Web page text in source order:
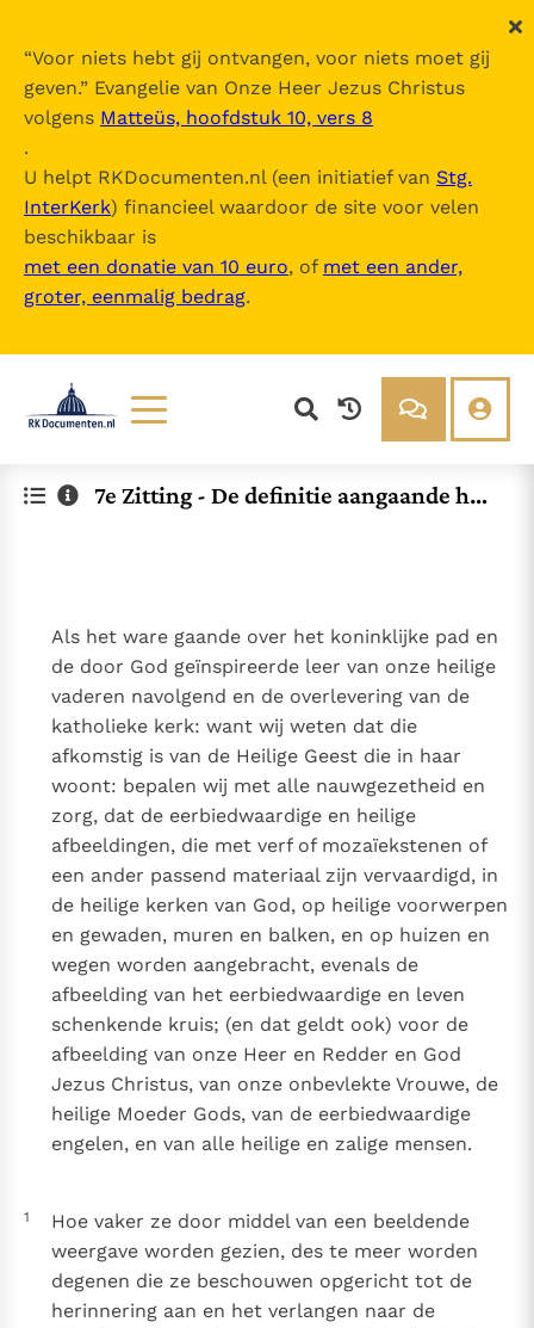
“Voor niets hebt gij ontvangen, voor niets moet gij
geven.” Evangelie van Onze Heer Jezus Christus
volgens Matteüs, hoofdstuk 10, vers 8
.
U helpt RKDocumenten.nl (een initiatief van Stg.
InterKerk) financieel waardoor de site voor velen
beschikbaar is
met een donatie van 10 euro, of met een ander,
groter, eenmalig bedrag.
Documenten
Denzinger
Over RK Documenten
Gebruiksvoorwaarden
Nieuwste Documenten
5. Het gebed van de Kerk
In Christus wordt onze honger vervuld
Leer de kostbare parel van Gods koninkrijk te
herkennen
Gods Koninkrijk groeit stilletjes door liefde, niet door
dwang
De mystiek. De mystieke verschijnselen en de
heiligheid
Berichten
Het Vaticaan publiceert een nieuwe Latijnse uitgave
van het Romeins martyrologium
Vaticaanse financiële waakhond verliest autonomie
Paus spreekt het Wereldvoedselprogramma toe
Paus Leo XIV in Pavia: "De stad is zowel een gave als
een taak"
Paus in Pavia: St. Augustinus toont ons de noodzaak om
"naar het innerlijk" toe te keren.
kerkelijke documenten van de Rooms
Katholieke Kerk in het Nederlands beschikbaar
en is volledig afhankelijk van donaties.
7e Zitting - De definitie aangaande heil
Als het ware gaande over het koninklijke pad en
de door God geïnspireerde leer van onze heilige
vaderen navolgend en de overlevering van de
katholieke kerk: want wij weten dat die
afkomstig is van de Heilige Geest die in haar
woont: bepalen wij met alle nauwgezetheid en
zorg, dat de eerbiedwaardige en heilige
afbeeldingen, die met verf of mozaïekstenen of
een ander passend materiaal zijn vervaardigd, in
de heilige kerken van God, op heilige voorwerpen
en gewaden, muren en balken, en op huizen en
wegen worden aangebracht, evenals de
afbeelding van het eerbiedwaardige en leven
schenkende kruis; (en dat geldt ook) voor de
afbeelding van onze Heer en Redder en God
Jezus Christus, van onze onbevlekte Vrouwe, de
heilige Moeder Gods, van de eerbiedwaardige
engelen, en van alle heilige en zalige mensen.
1
Hoe vaker ze door middel van een beeldende
weergave worden gezien, des te meer worden
degenen die ze beschouwen opgericht tot de
herinnering aan en het verlangen naar de